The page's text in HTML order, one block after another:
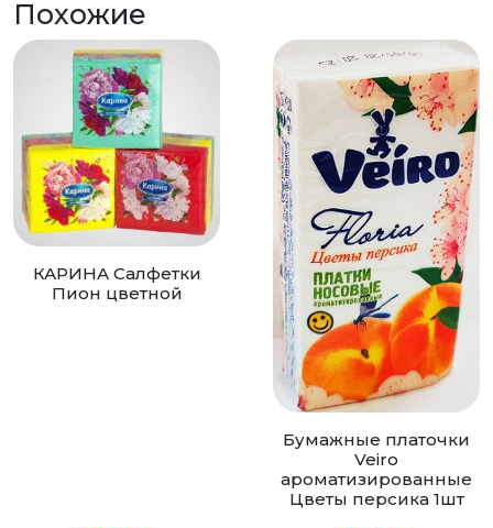
Похожие
КАРИНА Салфетки
Пион цветной
Бумажные платочки
Veiro
ароматизированные
Цветы персика 1шт